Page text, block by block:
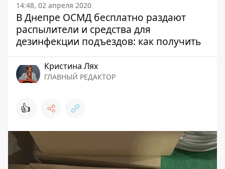
14:48, 02 апреля 2020
В Днепре ОСМД бесплатно раздают
распылители и средства для
дезинфекции подъездов: как получить
Кристина Лях
ГЛАВНЫЙ РЕДАКТОР
👍